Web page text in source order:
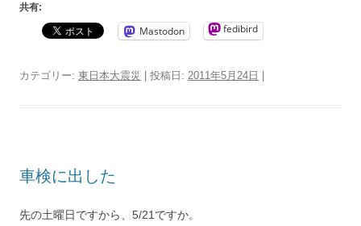
共有:
Mastodon fedibird
カテゴリー: 東日本大震災 | 投稿日: 2011年5月24日 |
車検に出した
先の土曜日ですから、5/21ですか。